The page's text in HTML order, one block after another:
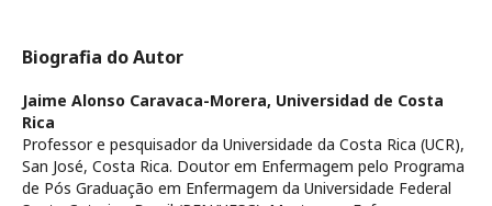
Biografia do Autor
Jaime Alonso Caravaca-Morera, Universidad de Costa
Rica
Professor e pesquisador da Universidade da Costa Rica (UCR),
San José, Costa Rica. Doutor em Enfermagem pelo Programa
de Pós Graduação em Enfermagem da Universidade Federal